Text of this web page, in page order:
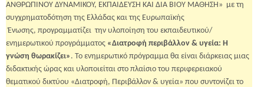
ΑΝΘΡΩΠΙΝΟΥ ΔΥΝΑΜΙΚΟΥ, ΕΚΠΑΙΔΕΥΣΗ ΚΑΙ ΔΙΑ ΒΙΟΥ ΜΑΘΗΣΗ» με τη
συγχρηματοδότηση της Ελλάδας και της Ευρωπαϊκής
Ένωσης, προγραμματίζει την υλοποίηση του εκπαιδευτικού/
ενημερωτικού προγράμματος «Διατροφή περιβάλλον & υγεία: Η
γνώση θωρακίζει» . Το ενημερωτικό πρόγραμμα θα είναι διάρκειας μιας
διδακτικής ώρας και υλοποιείται στο πλαίσιο του περιφερειακού
θεματικού δικτύου «Διατροφή, Περιβάλλον & υγεία» που συντονίζει το